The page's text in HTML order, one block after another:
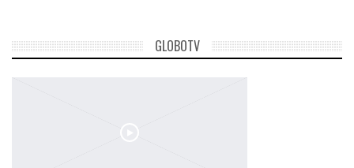
GLOBOTV GLOBOTV